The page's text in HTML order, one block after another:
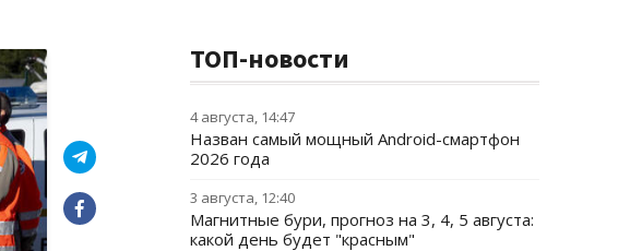
ТОП-новости
4 августа, 14:47
Назван самый мощный Android-смартфон
2026 года
3 августа, 12:40
Магнитные бури, прогноз на 3, 4, 5 августа:
какой день будет "красным"